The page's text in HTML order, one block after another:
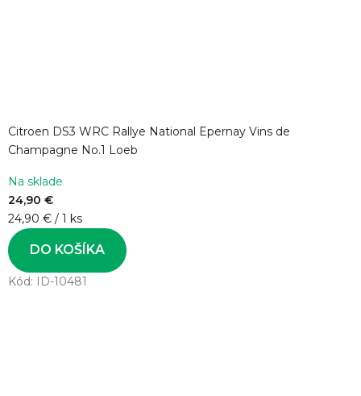
Citroen DS3 WRC Rallye National Epernay Vins de
Champagne No.1 Loeb
Na sklade
24,90 €
Jednotková
cena:
24,90 € / 1 ks
DO KOŠÍKA
Kód: ID-10481